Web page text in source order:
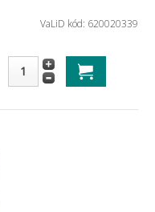
VaLiD kód: 620020339